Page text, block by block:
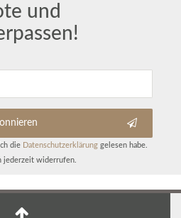
und
die Daten­schutz­erklärunggelesen habe.
jederzeit widerrufen.